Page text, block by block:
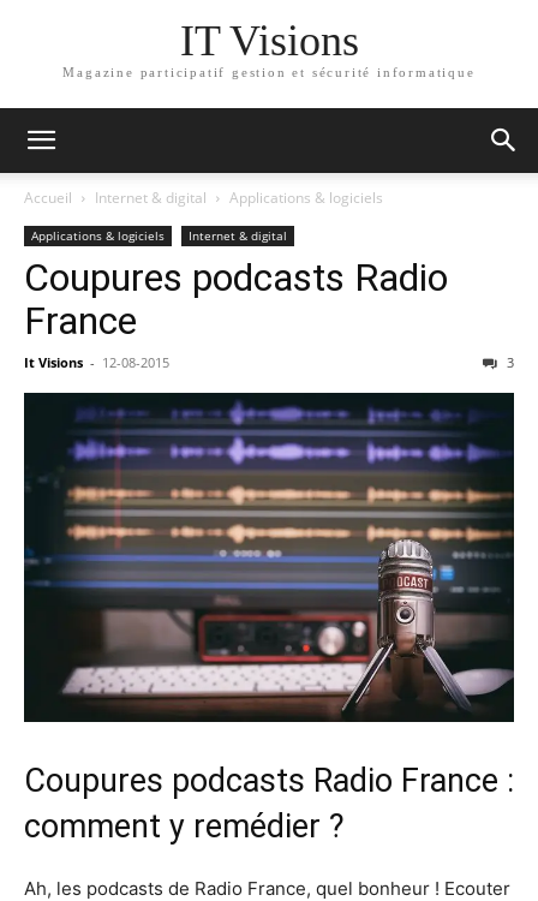
IT Visions
Magazine participatif gestion et sécurité informatique
Accueil Internet & digital Applications & logiciels
Applications & logiciels Internet & digital
Coupures podcasts Radio
France
It Visions - 12-08-2015 3
Coupures podcasts Radio France :
comment y remédier ?
Ah, les podcasts de Radio France, quel bonheur ! Ecouter